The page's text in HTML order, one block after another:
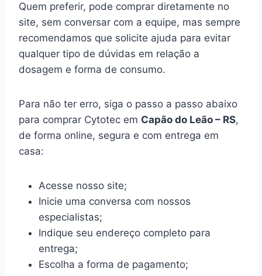
Quem preferir, pode comprar diretamente no
site, sem conversar com a equipe, mas sempre
recomendamos que solicite ajuda para evitar
qualquer tipo de dúvidas em relação a
dosagem e forma de consumo.
Para não ter erro, siga o passo a passo abaixo
para comprar Cytotec em Capão do Leão – RS,
de forma online, segura e com entrega em
casa:
Acesse nosso site;
Inicie uma conversa com nossos
especialistas;
Indique seu endereço completo para
entrega;
Escolha a forma de pagamento;